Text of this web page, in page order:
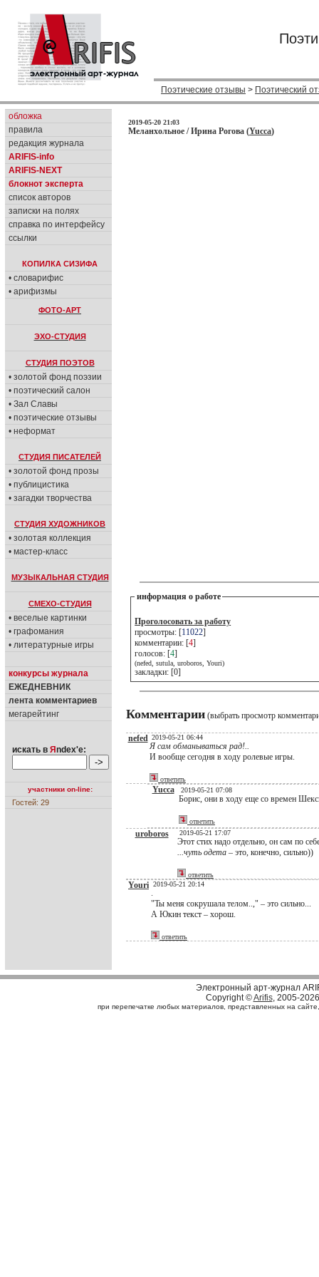
Поэтические отзывы > Поэтический
обложка
правила
редакция журнала
ARIFIS-info
ARIFIS-NEXT
блокнот эксперта
список авторов
записки на полях
справка по интерфейсу
ссылки
КОПИЛКА СИЗИФА
• словарифис
• арифизмы
ФОТО-АРТ
ЭХО-СТУДИЯ
СТУДИЯ ПОЭТОВ
• золотой фонд поэзии
• поэтический салон
• Зал Славы
• поэтические отзывы
• неформат
СТУДИЯ ПИСАТЕЛЕЙ
• золотой фонд прозы
• публицистика
• загадки творчества
СТУДИЯ ХУДОЖНИКОВ
• золотая коллекция
• мастер-класс
МУЗЫКАЛЬНАЯ СТУДИЯ
СМЕХО-СТУДИЯ
• веселые картинки
• графомания
• литературные игры
конкурсы журнала
ЕЖЕДНЕВНИК
лента комментариев
мегарейтинг
искать в Я ndex'е:
участники on-line:
Гостей: 29
2019-05-20 21:03
Меланхольное / Ирина Рогова (Yucca)
информация о работе
Проголосовать за работу
просмотры: [11022]
комментарии: [4]
голосов: [4]
(nefed, sutula, uroboros, Youri)
закладки: [0]
Комментарии (выбрать просмотр
nefed 2019-05-21 06:44
Я сам обманываться рад!..
И вообще сегодня в ходу ролевые игры.
ответить
Yucca 2019-05-21 07:08
Борис, они в ходу еще со времен
ответить
uroboros 2019-05-21 17:07
Этот стих надо отдельно, он сам по
...чуть одета – это, конечно, сильно))
ответить
Youri 2019-05-21 20:14
.
"Ты меня сокрушала телом..," – это сильно...
А Юкин текст – хорош.
ответить
Электронный арт-журнал
Copyright ©Arifis, 2005-2026
при перепечатке любых материалов, представленных на